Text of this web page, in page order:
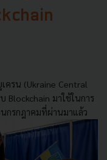
ครน (Ukraine Central
Blockchain มาใช้ในการ
กรกฎาคมที่ผ่านมาแล้ว